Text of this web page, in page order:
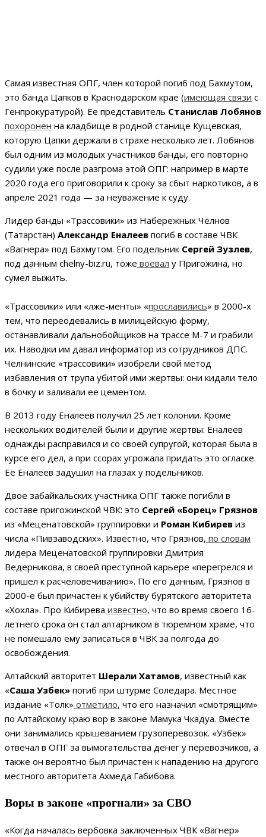
Самая известная ОПГ, член которой погиб под Бахмутом,
это банда Цапков в Краснодарском крае (имеющая связи с
Генпрокуратурой). Ее представитель Станислав Лобянов
похоронен на кладбище в родной станице Кущевская,
которую Цапки держали в страхе несколько лет. Лобянов
был одним из молодых участников банды, его повторно
судили уже после разгрома этой ОПГ: например в марте
2020 года его приговорили к сроку за сбыт наркотиков, а в
апреле 2021 года — за неуважение к суду.
Лидер банды «Трассовики» из Набережных Челнов
(Татарстан) Александр Еналеев погиб в составе ЧВК
«Вагнера» под Бахмутом. Его подельник Сергей Зузлев,
под данным chelny-biz.ru, тоже воевал у Пригожина, но
сумел выжить.
«Трассовики» или «лже-менты» «прославились» в 2000-х
тем, что переодевались в милицейскую форму,
останавливали дальнобойщиков на трассе М-7 и грабили
их. Наводки им давал информатор из сотрудников ДПС.
Челнинские «трассовики» изобрели свой метод
избавления от трупа убитой ими жертвы: они кидали тело
в бочку и заливали ее цементом.
В 2013 году Еналеев получил 25 лет колонии. Кроме
нескольких водителей были и другие жертвы: Еналеев
однажды расправился и со своей супругой, которая была в
курсе его дел, а при ссорах угрожала придать это огласке.
Ее Еналеев задушил на глазах у подельников.
Двое забайкальских участника ОПГ также погибли в
составе пригожинской ЧВК: это Сергей «Борец» Грязнов
из «Меценатовской» группировки и Роман Кибирев из
числа «Пивзаводских». Известно, что Грязнов, по словам
лидера Меценатовской группировки Дмитрия
Ведерникова, в своей преступной карьере «перегрелся и
пришел к расчеловечиванию». По его данным, Грязнов в
2000-е был причастен к убийству бурятского авторитета
«Хохла». Про Кибирева известно, что во время своего 16-
летнего срока он стал алтарником в тюремном храме, что
не помешало ему записаться в ЧВК за полгода до
освобождения.
Алтайский авторитет Шерали Хатамов, известный как
«Саша Узбек» погиб при штурме Соледара. Местное
издание «Толк» отметило, что его назначил «смотрящим»
по Алтайскому краю вор в законе Мамука Чкадуа. Вместе
они занимались крышеванием грузоперевозок. «Узбек»
отвечал в ОПГ за вымогательства денег у перевозчиков, а
также он вероятно был причастен к нападению на другого
местного авторитета Ахмеда Габибова.
Воры в законе «прогнали» за СВО
«Когда началась вербовка заключенных ЧВК «Вагнер»